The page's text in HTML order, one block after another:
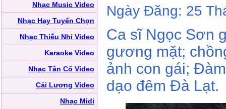
Nhạc Music Video
Nhạc Hay Tuyển Chọn
Nhạc Thiếu Nhi Video
Karaoke Video
Nhạc Tân Cổ Video
Cải Lương Video
Nhạc Midi
Ngày Đăng: 25
Ca sĩ Ngọc Sơn
gương mặt;
ảnh con gái;
dạo đêm Đà Lạt.